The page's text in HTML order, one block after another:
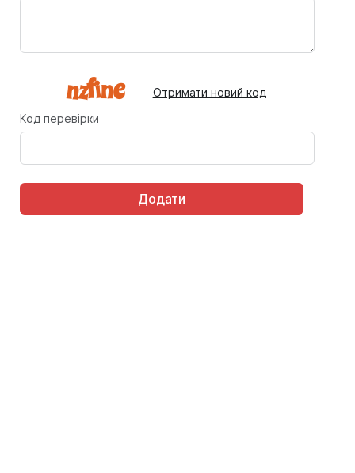
Отримати новий код
Код перевірки